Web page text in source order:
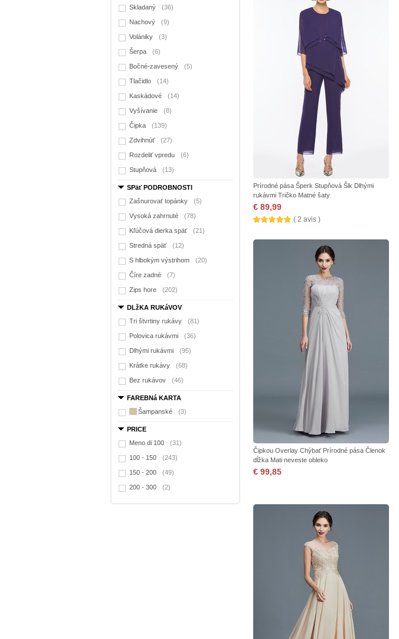
Skladaný (36)
Nachový (9)
Volániky (3)
Šerpa (6)
Bočné-zavesený (5)
Tlačidlo (14)
Kaskádové (14)
Vyšívanie (8)
Čipka (139)
Zdvihnúť (27)
Rozdeliť vpredu (6)
Stupňová (13)
SPäť PODROBNOSTI
Zašnurovať topánky
(5)
Vysoká zahrnuté (78)
Kľúčová dierka späť (21)
Stredná späť (12)
S hlbokým výstrihom (20)
Číre zadné (7)
Zips hore (202)
DLžKA RUKáVOV
Tri štvrtiny rukávy
(81)
Polovica rukávmi (36)
Dlhými rukávmi (95)
Krátke rukávy (68)
Bez rukávov (46)
FAREBNá KARTA
Šampanské
(3)
PRICE
Meno di 100
(31)
100 - 150 (243)
150 - 200 (49)
200 - 300 (2)
Prírodné pása Šperk Stupňová Šik Dlhými
rukávmi Tričko Matné šaty
€ 89,99
( 2 avis )
Čipkou Overlay Chýbať Prírodné pása Členok
dĺžka Mati neveste obleko
€ 99,85